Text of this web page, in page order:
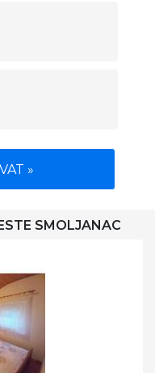
»
SMOLJANAC